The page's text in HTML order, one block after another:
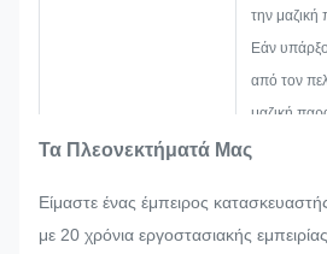
την
Εάν
από τον
μαζική
θα
Τα Πλεονεκτήματά Μας
Είμαστε ένας έμπειρος
με 20 χρόνια εργοστασιακής